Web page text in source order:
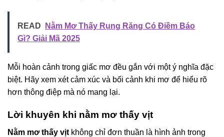
READ
Nằm Mơ Thấy Rụng Răng Có Điềm Báo
Gì? Giải Mã 2025
Mỗi hoàn cảnh trong giấc mơ đều gắn với một ý nghĩa đặc
biệt. Hãy xem xét cảm xúc và bối cảnh khi mơ để hiểu rõ
hơn thông điệp mà nó mang lại.
Lời khuyên khi nằm mơ thấy vịt
Nằm mơ thấy vịt không chỉ đơn thuần là hình ảnh trong